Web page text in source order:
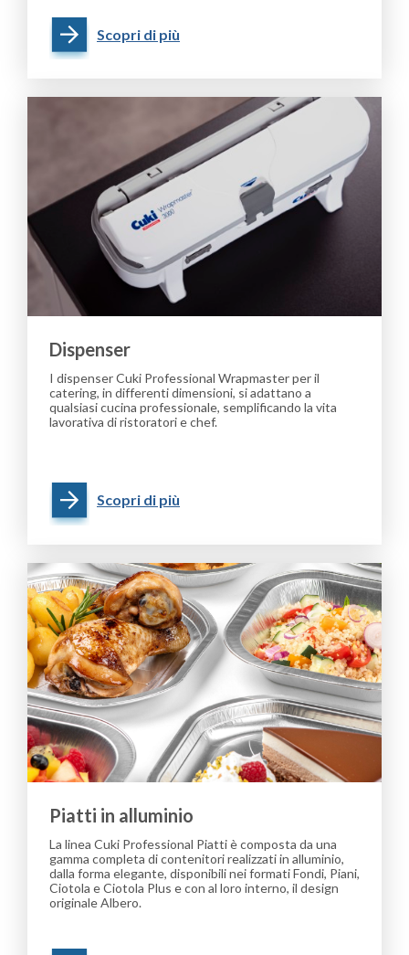
Scopri di più
Dispenser
I dispenser Cuki Professional Wrapmaster per il
catering, in differenti dimensioni, si adattano a
qualsiasi cucina professionale, semplificando la vita
lavorativa di ristoratori e chef.
Scopri di più
Piatti in alluminio
La linea Cuki Professional Piatti è composta da una
gamma completa di contenitori realizzati in alluminio,
dalla forma elegante, disponibili nei formati Fondi, Piani,
Ciotola e Ciotola Plus e con al loro interno, il design
originale Albero.